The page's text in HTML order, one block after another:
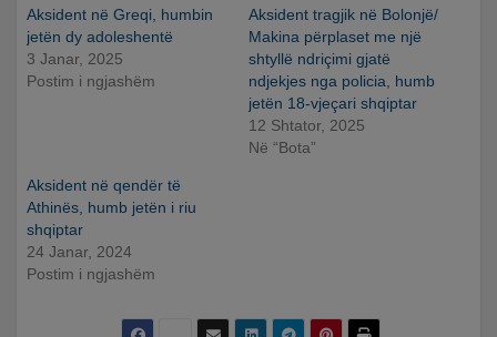
Aksident në Greqi, humbin
jetën dy adoleshentë
3 Janar, 2025
Postim i ngjashëm
Aksident tragjik në Bolonjë/
Makina përplaset me një
shtyllë ndriçimi gjatë
ndjekjes nga policia, humb
jetën 18-vjeçari shqiptar
12 Shtator, 2025
Në “Bota”
Aksident në qendër të
Athinës, humb jetën i riu
shqiptar
24 Janar, 2024
Postim i ngjashëm